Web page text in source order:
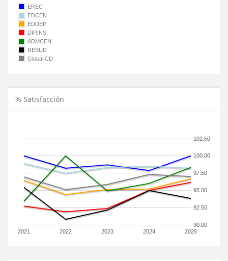
EREC
EDCEN
EDDEP
DIRINS
ADMCEN
RESUD
Global CD
% Satisfacción
2021 2022 2023 2024 2025
90.00
92.50
95.00
97.50
100.00
102.50